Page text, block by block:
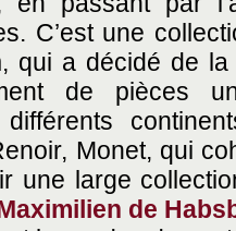
C’est une
qui a décidé de
de pièces
différents
Monet, qui
une large
de